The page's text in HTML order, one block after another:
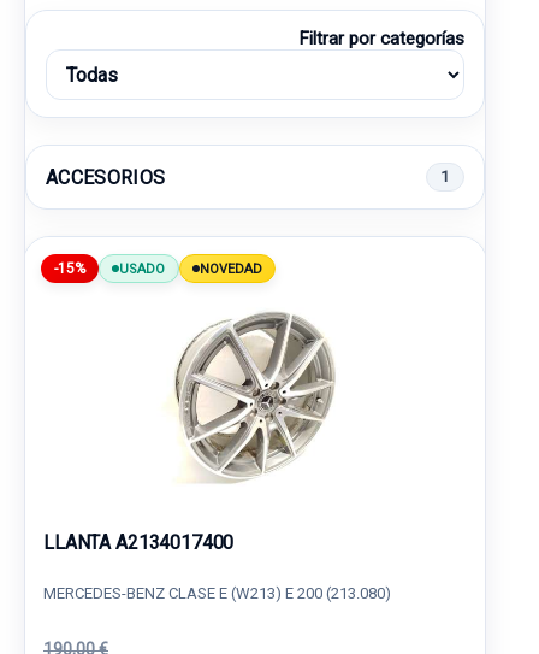
Filtrar por categorías
ACCESORIOS 1
-15% USADO NOVEDAD
LLANTA A2134017400
MERCEDES-BENZ CLASE E (W213) E 200 (213.080)
190,00 €